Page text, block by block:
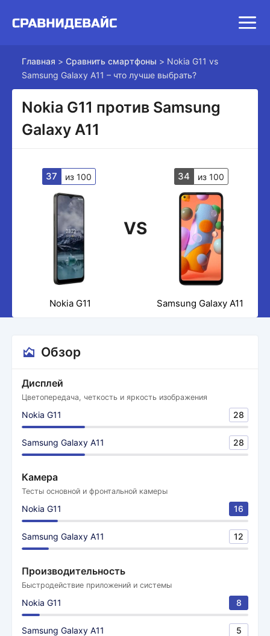
Главная > Сравнить смартфоны > Nokia G11 vs
Samsung Galaxy A11 – что лучше выбрать?
Nokia G11 против Samsung
Galaxy A11
37 из 100
VS
34 из 100
Nokia G11 Samsung Galaxy A11
Обзор
Дисплей
Цветопередача, четкость и яркость изображения
Nokia G11 28
Samsung Galaxy A11 28
Камера
Тесты основной и фронтальной камеры
Nokia G11 16
Samsung Galaxy A11 12
Производительность
Быстродействие приложений и системы
Nokia G11 8
Samsung Galaxy A11 5